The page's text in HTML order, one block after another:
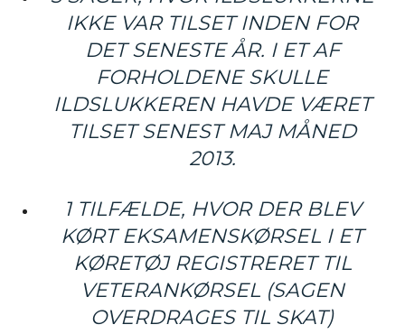
IKKE VAR TILSET INDEN FOR
DET SENESTE ÅR. I ET AF
FORHOLDENE SKULLE
ILDSLUKKEREN HAVDE VÆRET
TILSET SENEST MAJ MÅNED
2013.
1 TILFÆLDE, HVOR DER BLEV
KØRT EKSAMENSKØRSEL I ET
KØRETØJ REGISTRERET TIL
VETERANKØRSEL (SAGEN
OVERDRAGES TIL SKAT)